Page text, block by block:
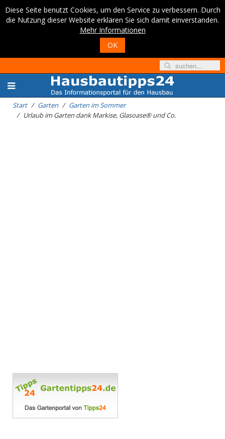
Diese Seite benutzt Cookies, um den Service zu verbessern. Durch
die Nutzung dieser Website erklären Sie sich damit einverstanden.
Mehr Informationen
OK
Start Garten
Garten im Sommer
Urlaub im Garten dank Markise, Glasoase® und Co.